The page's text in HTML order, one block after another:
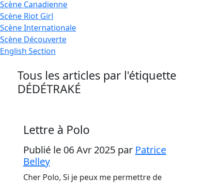
Scène Canadienne
Scène Riot Girl
ScèneInternationale
Scène Découverte
English Section
Tous les articles par l'étiquette
DÉDÉTRAKÉ
Lettre à Polo
Publié le 06 Avr 2025 par Patrice
Belley
Cher Polo, Si je peux me permettre de